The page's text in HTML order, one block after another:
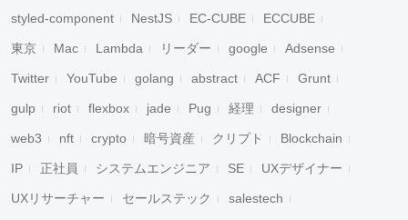
styled-component NestJS EC-CUBE ECCUBE
東京 Mac Lambda リーダー google Adsense
Twitter YouTube golang abstract ACF Grunt
gulp riot flexbox jade Pug 経理 designer
web3 nft crypto 暗号資産 クリプト Blockchain
IP 正社員 システムエンジニア SE UXデザイナー
UXリサーチャー セールステック salestech